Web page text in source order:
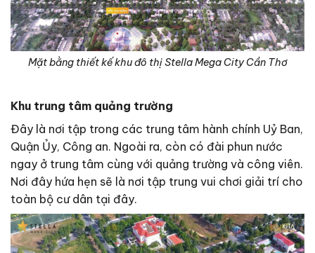
Mặt bằng thiết kế khu đô thị Stella Mega City Cần Thơ
Khu trung tâm quảng trường
Đây là nơi tập trong các trung tâm hành chính Uỷ Ban,
Quận Ủy, Công an. Ngoài ra, còn có đài phun nước
ngay ở trung tâm cùng với quảng trường và công viên.
Nơi đây hứa hẹn sẽ là nơi tập trung vui chơi giải trí cho
toàn bộ cư dân tại đây.